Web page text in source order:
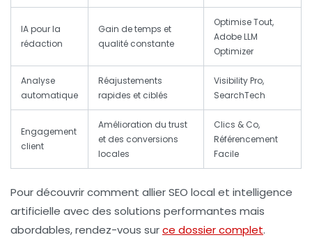
IA pour la
rédaction
Gain de temps et
qualité constante
Optimise Tout,
Adobe LLM
Optimizer
Analyse
automatique
Réajustements
rapides et ciblés
Visibility Pro,
SearchTech
Engagement
client
Amélioration du trust
et des conversions
locales
Clics & Co,
Référencement
Facile
Pour découvrir comment allier SEO local et intelligence
artificielle avec des solutions performantes mais
abordables, rendez-vous surce dossier complet.